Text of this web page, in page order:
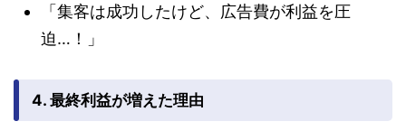
「集客は成功したけど、広告費が利益を圧
迫…！」
4. 最終利益が増えた理由